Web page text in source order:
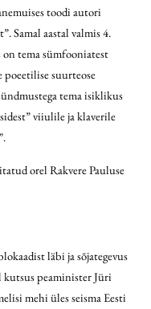
toodi autori
Samal aastal valmis 4.
tema sümfooniatest
poeetilise suurteose
tema isiklikus
viiulile ja klaverile
orel Rakvere Pauluse
läbi ja sõjategevus
kutsus peaminister Jüri
mehi üles seisma Eesti